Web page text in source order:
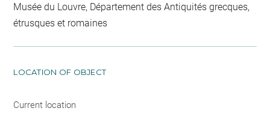
Musée du Louvre, Département des Antiquités grecques,
étrusques et romaines
LOCATION OF OBJECT
Current location